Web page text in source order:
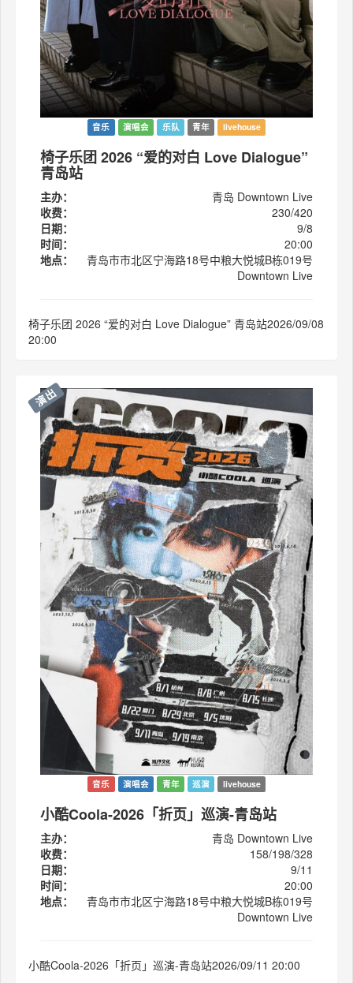
音乐 演唱会 乐队 青年 livehouse
椅子乐团 2026 “爱的对白 Love Dialogue”
青岛站
主办：
青岛 Downtown Live
收费：
230/420
日期：
9/8
时间：
20:00
地点：
青岛市市北区宁海路18号中粮大悦城B栋019号
Downtown Live
椅子乐团 2026 “爱的对白 Love Dialogue” 青岛站2026/09/08
20:00
演出
音乐 演唱会 青年 巡演 livehouse
小酷Coola-2026「折页」巡演-青岛站
主办：
青岛 Downtown Live
收费：
158/198/328
日期：
9/11
时间：
20:00
地点：
青岛市市北区宁海路18号中粮大悦城B栋019号
Downtown Live
小酷Coola-2026「折页」巡演-青岛站2026/09/11 20:00